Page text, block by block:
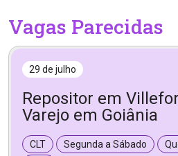
Vagas Parecidas
29 de julho
Repositor em
Varejo em Goiânia
CLT Segunda a Sábado